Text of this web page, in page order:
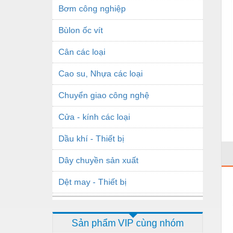
Bơm công nghiệp
Bùlon ốc vít
Cân các loại
Cao su, Nhựa các loại
Chuyển giao công nghệ
Cửa - kính các loại
Dầu khí - Thiết bị
Dây chuyền sản xuất
Dệt may - Thiết bị
Dịch vụ - Thi công
Sản phẩm VIP cùng nhóm